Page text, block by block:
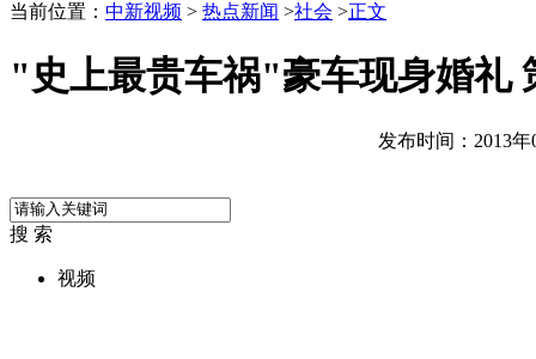
当前位置： 中新视频 > 热点新闻 >社会 >正文
"史上最贵车祸"豪车现身婚礼
发布时间：2013年
搜 索
视频